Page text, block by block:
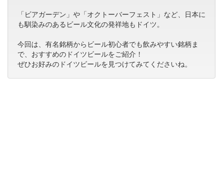
「ビアガーデン」や「オクトーバーフェスト」など、日本に
も馴染みのあるビール文化の発祥地もドイツ。
今回は、有名銘柄からビール初心者でも飲みやすい銘柄ま
で、おすすめのドイツビールをご紹介！
ぜひお好みのドイツビールを見つけてみてくださいね。